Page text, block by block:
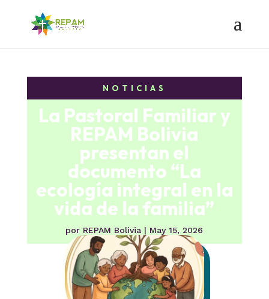
NOTICIAS
La Pastoral Familiar y
REPAM Bolivia
presentan el
documento “La
ecología integral en la
vida de la familia”
por REPAM Bolivia | May 15, 2026